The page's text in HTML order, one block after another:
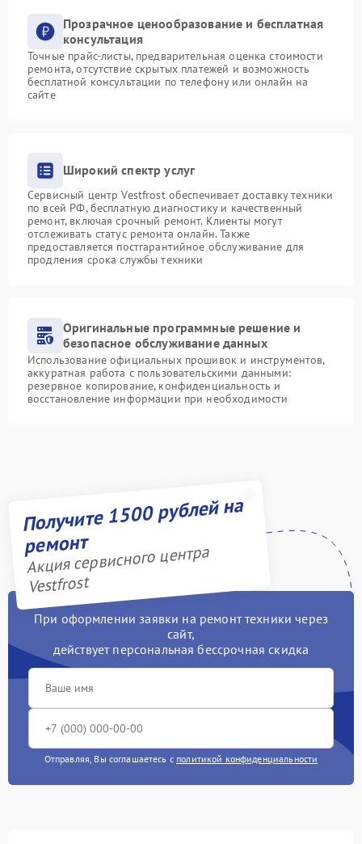
Прозрачное ценообразование и бесплатная
консультация
Точные прайс-листы, предварительная оценка стоимости
ремонта, отсутствие скрытых платежей и возможность
бесплатной консультации по телефону или онлайн на
сайте
Широкий спектр услуг
Сервисный центр Vestfrost обеспечивает доставку техники
по всей РФ, бесплатную диагностику и качественный
ремонт, включая срочный ремонт. Клиенты могут
отслеживать статус ремонта онлайн. Также
предоставляется постгарантийное обслуживание для
продления срока службы техники
Оригинальные программные решение и
безопасное обслуживание данных
Использование официальных прошивок и инструментов,
аккуратная работа с пользовательскими данными:
резервное копирование, конфиденциальность и
восстановление информации при необходимости
Получите 1500 рублей на
ремонт
Акция сервисного центра
Vestfrost
При оформлении заявки на ремонт техники через
сайт,
действует персональная бессрочная скидка
Отправляя, Вы соглашаетесь с политикой конфиденциальности